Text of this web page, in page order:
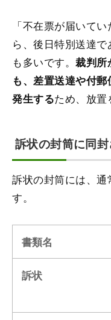
「不在票が届いて
ら、後日特別送達
も多いです。裁判所
も、差置送達や付
発生するため、放置
訴状の封筒に同
訴状の封筒には、通
す。
書類名
訴状